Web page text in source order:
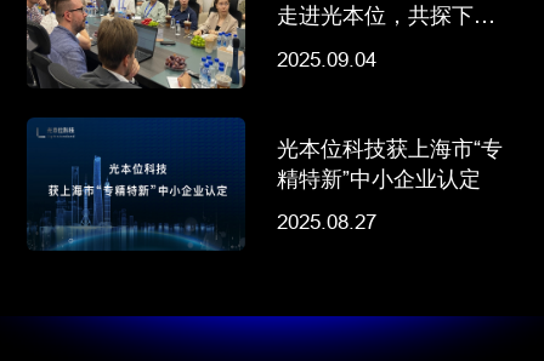
走进光本位，共探下一
代AI算力变革
2025.09.04
光本位科技获上海市“专
精特新”中小企业认定
2025.08.27